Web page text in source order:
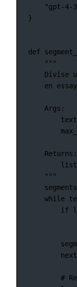
"gpt-4-
}
def
"""
Divise
en
Args:
Returns:
"""
while
if
#